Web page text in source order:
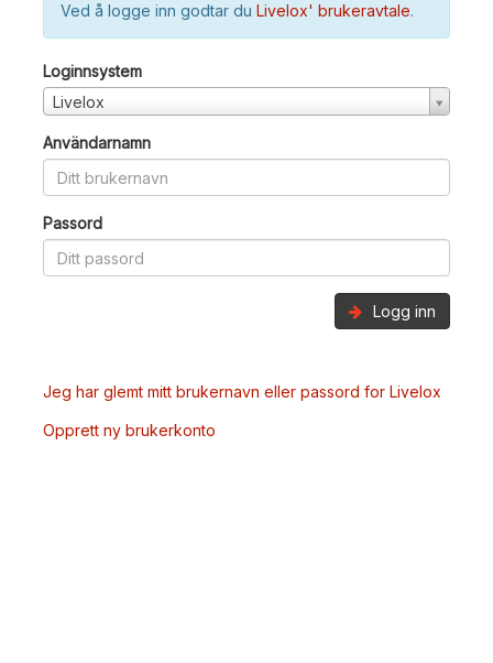
Ved å logge inn godtar du Livelox' brukeravtale.
Loginnsystem
Livelox
Användarnamn
Passord
Logg inn
Jeg har glemt mitt brukernavn eller passord for Livelox
Opprett ny brukerkonto